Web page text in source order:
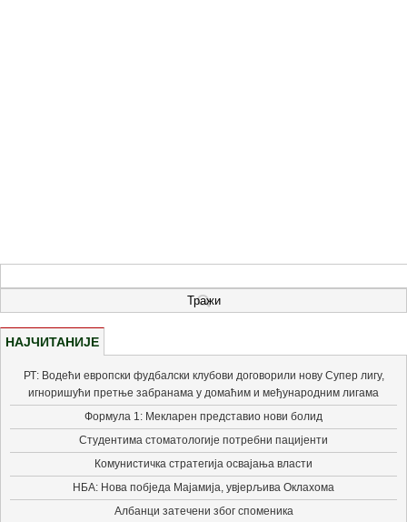
НАЈЧИТАНИЈЕ
РТ: Водећи европски фудбалски клубови договорили нову Супер лигу,
игноришући претње забранама у домаћим и међународним лигама
Формула 1: Мекларен представио нови болид
Студентима стоматологије потребни пацијенти
Комунистичка стратегија освајања власти
НБА: Нова побједа Мајамија, увјерљива Оклахома
Албанци затечени због споменика